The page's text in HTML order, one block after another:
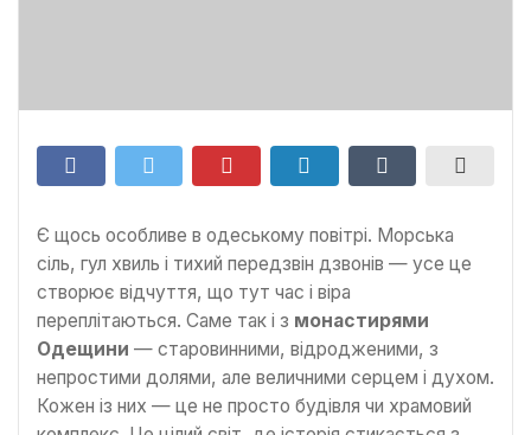
Є щось особливе в одеському повітрі. Морська
сіль, гул хвиль і тихий передзвін дзвонів — усе це
створює відчуття, що тут час і віра
переплітаються. Саме так і з монастирями
Одещини — старовинними, відродженими, з
непростими долями, але величними серцем і духом.
Кожен із них — це не просто будівля чи храмовий